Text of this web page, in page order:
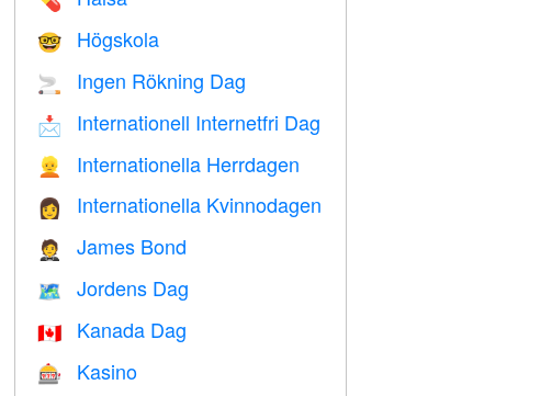
🤓 Högskola
🚬 Ingen Rökning Dag
📩 Internationell Internetfri Dag
👱 Internationella Herrdagen
👩 Internationella Kvinnodagen
🤵 James Bond
🗺️ Jordens Dag
🇨🇦 Kanada Dag
🎰 Kasino